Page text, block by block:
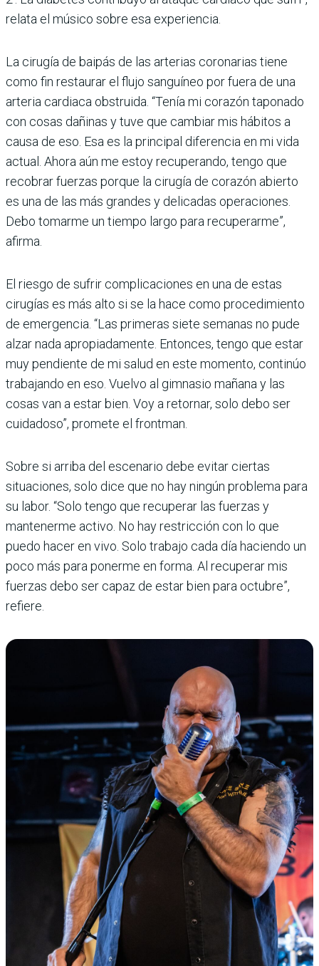
relata el músico sobre esa experiencia.
La cirugía de baipás de las arterias coronarias tiene
como fin restaurar el flujo sanguíneo por fuera de una
arteria cardiaca obstruida. “Tenía mi corazón taponado
con cosas dañinas y tuve que cambiar mis hábitos a
causa de eso. Esa es la principal diferencia en mi vida
actual. Ahora aún me estoy recuperando, tengo que
recobrar fuerzas porque la cirugía de corazón abierto
es una de las más grandes y delicadas operaciones.
Debo tomarme un tiempo largo para recuperarme”,
afirma.
El riesgo de sufrir complicaciones en una de estas
cirugías es más alto si se la hace como procedimiento
de emergencia. “Las primeras siete semanas no pude
alzar nada apropiadamente. Entonces, tengo que estar
muy pendiente de mi salud en este momento, continúo
trabajando en eso. Vuelvo al gimnasio mañana y las
cosas van a estar bien. Voy a retornar, solo debo ser
cuidadoso”, promete el frontman.
Sobre si arriba del escenario debe evitar ciertas
situaciones, solo dice que no hay ningún problema para
su labor. “Solo tengo que recuperar las fuerzas y
mantenerme activo. No hay restricción con lo que
puedo hacer en vivo. Solo trabajo cada día haciendo un
poco más para ponerme en forma. Al recuperar mis
fuerzas debo ser capaz de estar bien para octubre”,
refiere.